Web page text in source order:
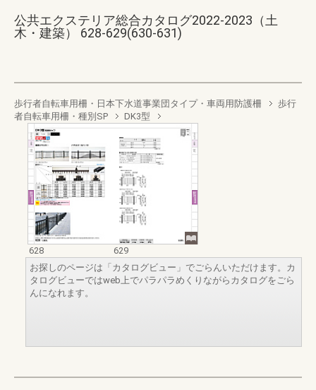
公共エクステリア総合カタログ2022-2023（土
木・建築） 628-629(630-631)
歩行者自転車用柵・日本下水道事業団タイプ・車両用防護柵
歩行
者自転車用柵・種別SP
DK3型
628
629
お探しのページは「カタログビュー」でごらんいただけます。カ
タログビューではweb上でパラパラめくりながらカタログをごら
んになれます。